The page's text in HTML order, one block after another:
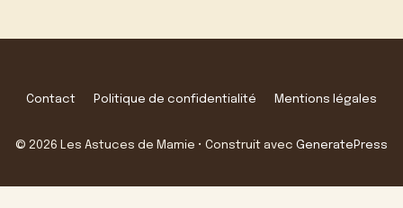
Contact Politique de confidentialité Mentions légales
© 2026 Les Astuces de Mamie • Construit avec GeneratePress